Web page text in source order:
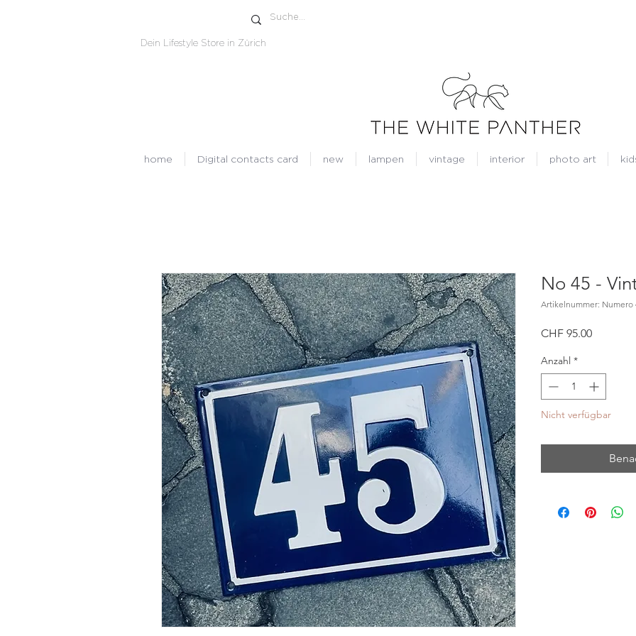
Dein Lifestyle Store in Zürich
home Digital contacts card new lampen vintage interior photo art
No 45 -
Artikelnummer: Numero
CHF 95.00Preis
Anzahl *
Nicht verfügbar